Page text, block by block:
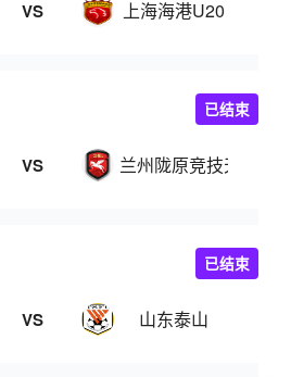
VS 上海海港U20
VS 兰州陇原竞技天佑德
已结束
VS 山东泰山
已结束